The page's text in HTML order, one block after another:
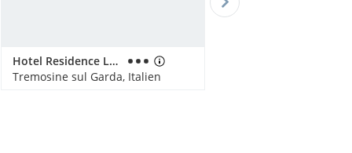
Hotel Residence La Pertica
Tremosine sul Garda, Italien